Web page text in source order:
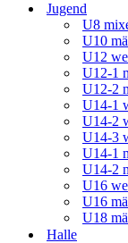
Jugend
U8
U10
U12
U12-1
U12-2
U14-1
U14-2
U14-3
U14-1
U14-2
U16
U16
U18
Halle